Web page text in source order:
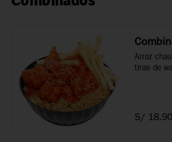
Arroz
tiras de
S/ 18.90